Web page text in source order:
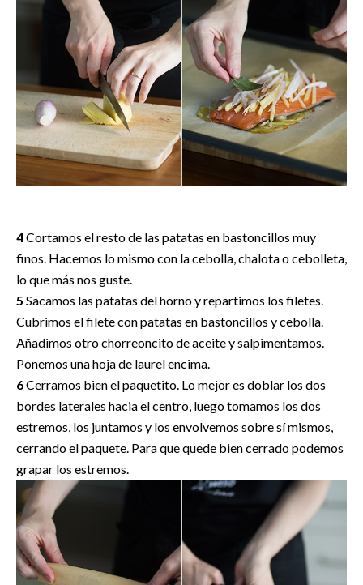
4Cortamos el resto de las patatas en bastoncillos muy
finos. Hacemos lo mismo con la cebolla, chalota o cebolleta,
lo que más nos guste.
5 Sacamos las patatas del horno y repartimos los filetes.
Cubrimos el filete con patatas en bastoncillos y cebolla.
Añadimos otro chorreoncito de aceite y salpimentamos.
Ponemos una hoja de laurel encima.
6Cerramos bien el paquetito. Lo mejor es doblar los dos
bordes laterales hacia el centro, luego tomamos los dos
estremos, los juntamos y los envolvemos sobre sí mismos,
cerrando el paquete. Para que quede bien cerrado podemos
grapar los estremos.